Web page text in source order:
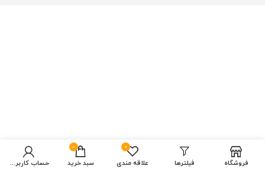
فروشگاه فیلترها
0
علاقه مندی
0
سبد خرید حساب کاربری من